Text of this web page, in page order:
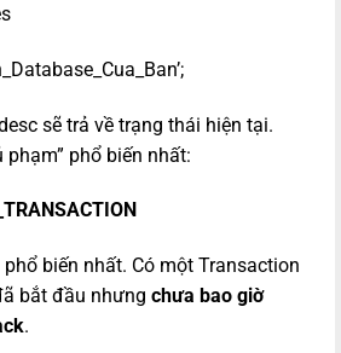
sẽ trả về trạng thái hiện tại.
phổ biến nhất:
biến nhất. Có một Transaction
bắt đầu nhưng chưa bao giờ
.